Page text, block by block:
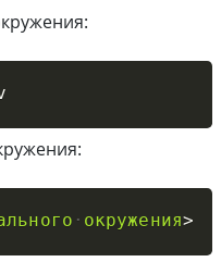
окружения>